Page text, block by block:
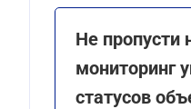
Не пропусти
мониторинг
статусов